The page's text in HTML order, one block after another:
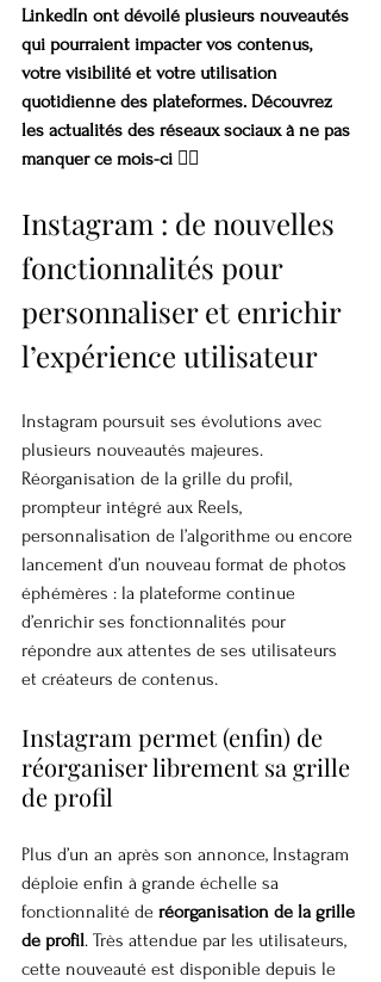
LinkedIn ont dévoilé plusieurs nouveautés
qui pourraient impacter vos contenus,
votre visibilité et votre utilisation
quotidienne des plateformes. Découvrez
les actualités des réseaux sociaux à ne pas
manquer ce mois-ci 👇🏼
Instagram : de nouvelles
fonctionnalités pour
personnaliser et enrichir
l’expérience utilisateur
Instagram poursuit ses évolutions avec
plusieurs nouveautés majeures.
Réorganisation de la grille du profil,
prompteur intégré aux Reels,
personnalisation de l’algorithme ou encore
lancement d’un nouveau format de photos
éphémères : la plateforme continue
d’enrichir ses fonctionnalités pour
répondre aux attentes de ses utilisateurs
et créateurs de contenus.
Instagram permet (enfin) de
réorganiser librement sa grille
de profil
Plus d’un an après son annonce, Instagram
déploie enfin à grande échelle sa
fonctionnalité de réorganisation de la grille
de profil. Très attendue par les utilisateurs,
cette nouveauté est disponible depuis le